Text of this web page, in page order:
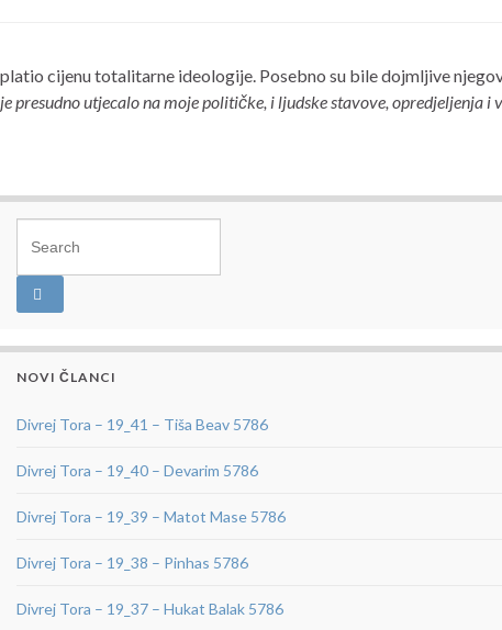
platio cijenu totalitarne ideologije. Posebno su bile dojmljive
je presudno utjecalo na moje političke, i ljudske stavove, opredjeljenja i
NOVI ČLANCI
Divrej Tora – 19_41 – Tiša Beav 5786
Divrej Tora – 19_40 – Devarim 5786
Divrej Tora – 19_39 – Matot Mase 5786
Divrej Tora – 19_38 – Pinhas 5786
Divrej Tora – 19_37 – Hukat Balak 5786